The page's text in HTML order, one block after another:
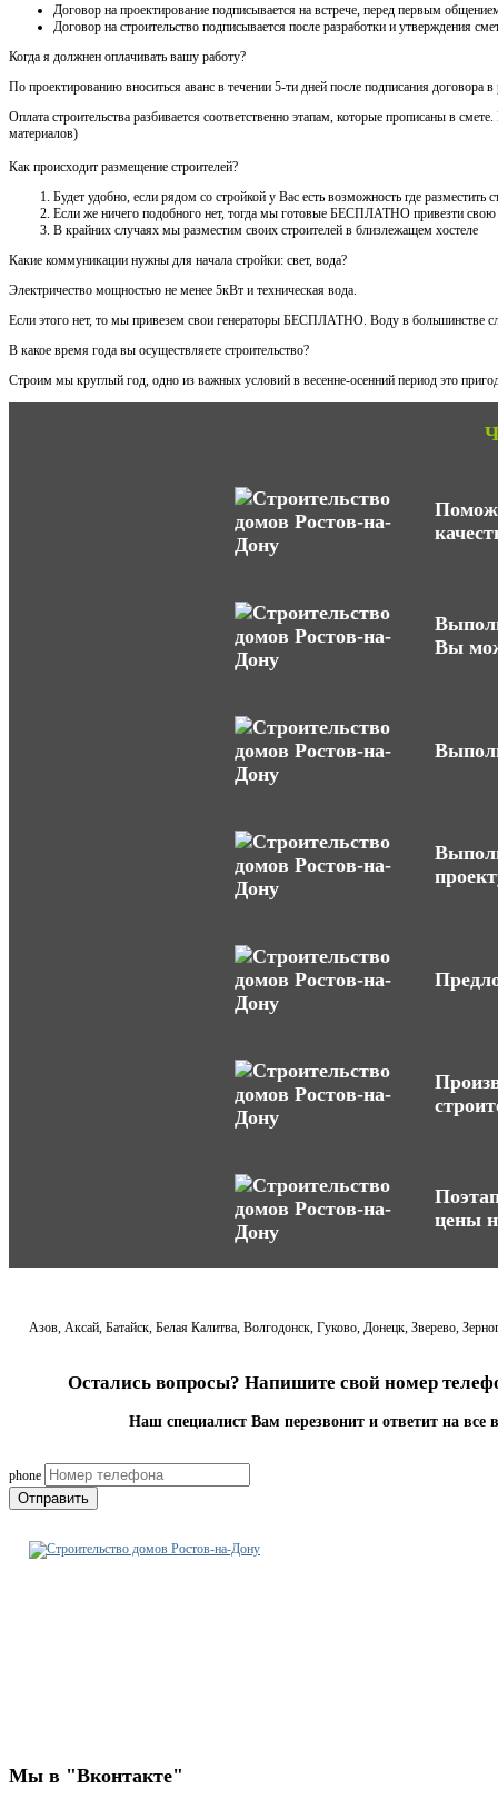
Договор на проектирование подписывается на встрече, перед первым
Договор на строительство подписывается после разработки и утверждения
Когда я должнен оплачивать вашу работу?
По проектированию вноситься аванс в течении 5-ти дней после подписания
Оплата строительства разбивается соответственно этапам, которые прописаны в
материалов)
Как происходит размещение строителей?
Будет удобно, если рядом со стройкой у Вас есть возможность где
Если же ничего подобного нет, тогда мы готовые БЕСПЛАТНО привезти свою
В крайних случаях мы разместим своих строителей в близлежащем хостеле
Какие коммуникации нужны для начала стройки: свет, вода?
Электричество мощностью не менее 5кВт и техническая вода.
Если этого нет, то мы привезем свои генераторы БЕСПЛАТНО. Воду в большинстве
В какое время года вы осуществляете строительство?
Строим мы круглый год, одно из важных условий в весенне-осенний период это
Вы
цены
Азов, Аксай, Батайск, Белая Калитва, Волгодонск, Гуково, Донецк, Зверево,
Остались вопросы? Напишите свой номер
Наш специалист Вам перезвонит и ответит на все
phone
Отправить
Мы в "Вконтакте"